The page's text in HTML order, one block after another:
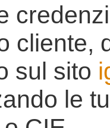
cliente,
sul sito
le